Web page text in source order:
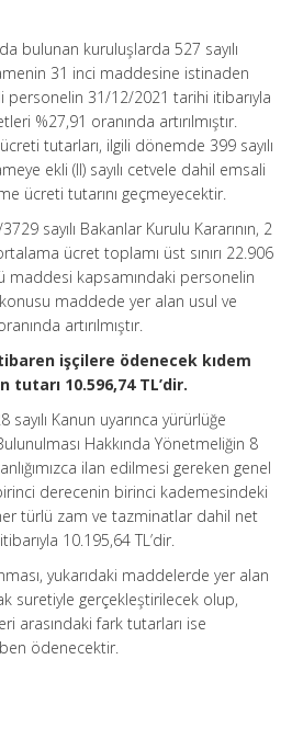
bulunan kuruluşlarda 527 sayılı
31 inci maddesine istinaden
31/12/2021 tarihi itibarıyla
%27,91 oranında artırılmıştır.
tutarları, ilgili dönemde 399 sayılı
ekli (II) sayılı cetvele dahil emsali
ücreti tutarını geçmeyecektir.
sayılı Bakanlar Kurulu Kararının, 2
ücret toplamı üst sınırı 22.906
maddesi kapsamındaki personelin
maddede yer alan usul ve
artırılmıştır.
işçilere ödenecek kıdem
tutarı 10.596,74 TL’dir.
Kanun uyarınca yürürlüğe
Hakkında Yönetmeliğin 8
ilan edilmesi gereken genel
derecenin birinci kademesindeki
türlü zam ve tazminatlar dahil net
10.195,64 TL’dir.
yukarıdaki maddelerde yer alan
suretiyle gerçekleştirilecek olup,
arasındaki fark tutarları ise
ödenecektir.